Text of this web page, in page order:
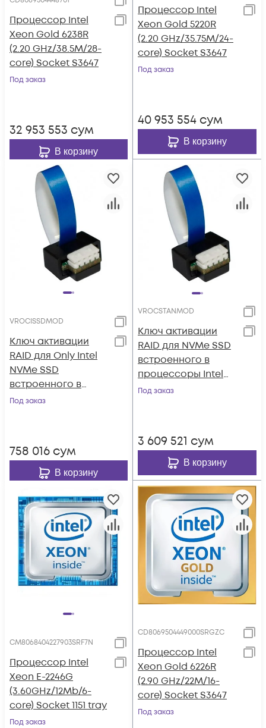
Процессор Intel
Xeon Gold 6238R
(2.20 GHz/38.5M/28-
core) Socket S3647
Под заказ
32 953 553 сум
В корзину
Процессор Intel
Xeon Gold 5220R
(2.20 GHz/35.75M/24-
core) Socket S3647
Под заказ
40 953 554 сум
В корзину
VROCISSDMOD
Ключ активации
RAID для Only Intel
NVMe SSD
встроенного в
процессоры Intel
Под заказ
758 016 сум
В корзину
VROCSTANMOD
Ключ активации
RAID для NVMe SSD
встроенного в
процессоры Intel
Standard (RAID 0, 1,
Под заказ
3 609 521 сум
В корзину
CM8068404227903SRF7N
Процессор Intel
Xeon E-2246G
(3.60GHz/12Mb/6-
core) Socket 1151 tray
Под заказ
CD8069504449000SRGZC
Процессор Intel
Xeon Gold 6226R
(2.90 GHz/22M/16-
core) Socket S3647
Под заказ